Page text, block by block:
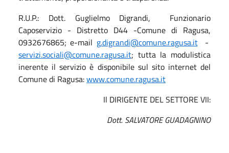
R.U.P.: Dott. Guglielmo Digrandi, Funzionario
Caposervizio - Distretto D44 -Comune di Ragusa,
0932676865; e-mail g.digrandi@comune.ragusa.it-
servizi.sociali@comune.ragusa.it; tutta la modulistica
inerente il servizio è disponibile sul sito internet del
Comune di Ragusa:www.comune.ragusa.it
Il DIRIGENTE DEL SETTORE VII:
Dott. SALVATORE GUADAGNINO